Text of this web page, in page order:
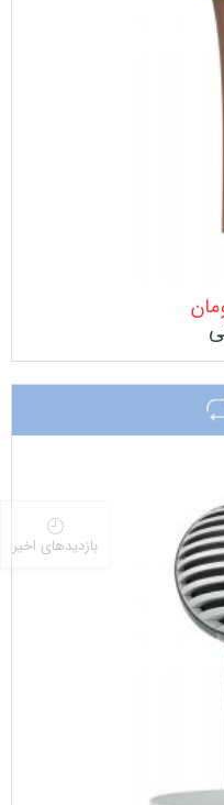
بازدیدهای اخیر